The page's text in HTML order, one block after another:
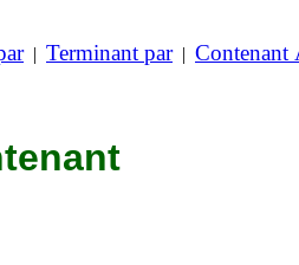
| Terminant par| Contenant